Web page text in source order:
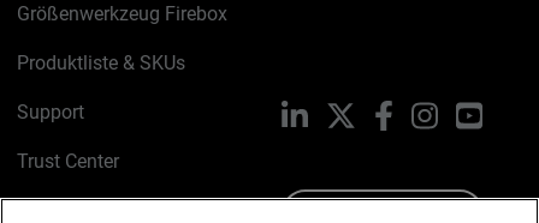
Größenwerkzeug Firebox
Produktliste & SKUs
Support
Trust Center
LinkedIn FacebookInstagram